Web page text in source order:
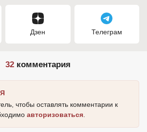
Дзен Телеграм
32 комментария
чтобы оставлять комментарии к
авторизоваться